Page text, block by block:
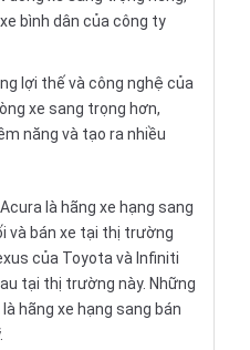
bình dân của công ty
lợi thế và công nghệ của
xe sang trọng hơn,
năng và tạo ra nhiều
là hãng xe hạng sang
và bán xe tại thị trường
của Toyota và Infiniti
tại thị trường này. Những
hãng xe hạng sang bán